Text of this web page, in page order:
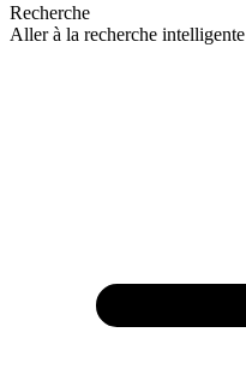
Recherche
Aller à la recherche intelligente